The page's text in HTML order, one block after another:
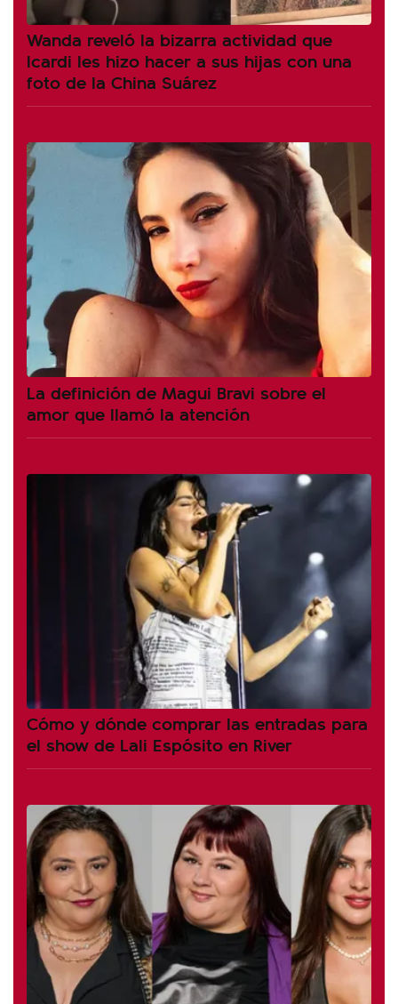
Wanda reveló la bizarra actividad que
Icardi les hizo hacer a sus hijas con una
foto de la China Suárez
La definición de Magui Bravi sobre el
amor que llamó la atención
Cómo y dónde comprar las entradas para
el show de Lali Espósito en River